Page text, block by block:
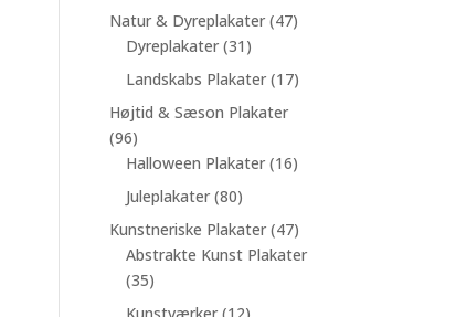
varer
Natur & Dyreplakater 4747
Dyreplakater 31 31
varer
Landskabs Plakater 1717
Højtid & Sæson Plakater
9696
varer
Halloween Plakater 1616
Juleplakater 8080
varer
Kunstneriske Plakater 4747
varer
Abstrakte Kunst Plakater
3535
varer
12